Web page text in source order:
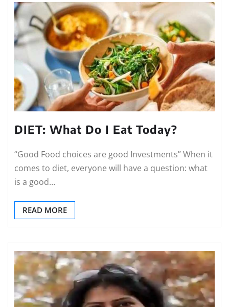
DIET: What Do I Eat Today?
“Good Food choices are good Investments” When it
comes to diet, everyone will have a question: what
is a good…
READ MORE